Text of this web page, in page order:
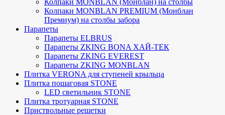
Колпаки MONBLAN (Монблан) на столбы
Колпаки MONBLAN PREMIUM (Монблан
Премиум) на столбы забора
Парапеты
Парапеты ELBRUS
Парапеты ZKING BONA ХАЙ-ТЕК
Парапеты ZKING EVEREST
Парапеты ZKING MONBLAN
Плитка VERONA для ступеней крыльца
Плитка пошаговая STONE
LED светильник STONE
Плитка тротуарная STONE
Приствольные решетки